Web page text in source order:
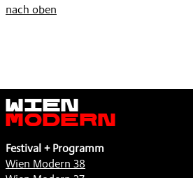
nach oben
Wien
Modern
Festival + Programm
Wien Modern 38